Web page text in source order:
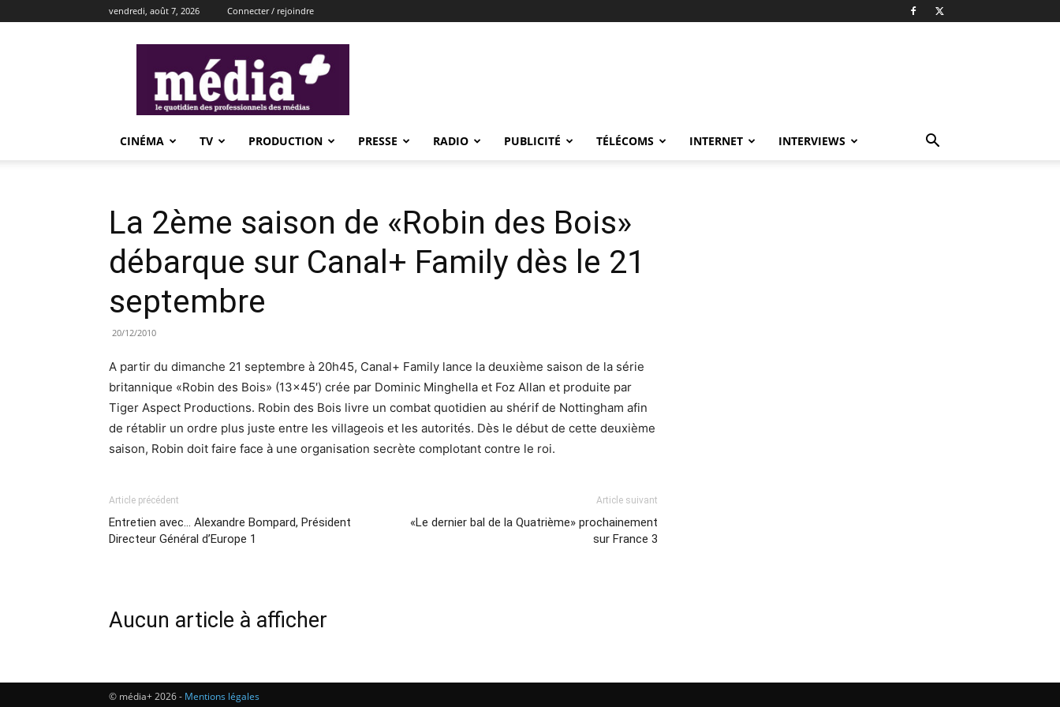
vendredi, août 7, 2026 Connecter / rejoindre
CINÉMA TV PRODUCTION PRESSE RADIO PUBLICITÉ TÉLÉCOMS INTERNET INTERVIEWS
La 2ème saison de «Robin des Bois»
débarque sur Canal+ Family dès le 21
septembre
20/12/2010
A partir du dimanche 21 septembre à 20h45, Canal+ Family lance la deuxième saison de la série
britannique «Robin des Bois» (13×45′) crée par Dominic Minghella et Foz Allan et produite par
Tiger Aspect Productions. Robin des Bois livre un combat quotidien au shérif de Nottingham afin
de rétablir un ordre plus juste entre les villageois et les autorités. Dès le début de cette deuxième
saison, Robin doit faire face à une organisation secrète complotant contre le roi.
Article précédent
Entretien avec… Alexandre Bompard, Président
Directeur Général d’Europe 1
Article suivant
«Le dernier bal de la Quatrième» prochainement
sur France 3
Aucun article à afficher
© média+ 2026 - Mentions légales